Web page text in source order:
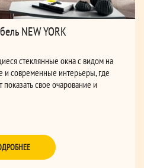
NEW YORK
стеклянные окна с видом на
и современные интерьеры, где
свое очарование и